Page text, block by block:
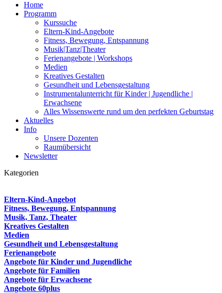
Home
Programm
Kurssuche
Eltern-Kind-Angebote
Fitness, Bewegung, Entspannung
Musik|Tanz|Theater
Ferienangebote | Workshops
Medien
Kreatives Gestalten
Gesundheit und Lebensgestaltung
Instrumentalunterricht für Kinder | Jugendliche |
Erwachsene
Alles Wissenswerte rund um den perfekten Geburtstag
Aktuelles
Info
Unsere Dozenten
Raumübersicht
Newsletter
Kategorien
Eltern-Kind-Angebot
Fitness, Bewegung, Entspannung
Musik, Tanz, Theater
Kreatives Gestalten
Medien
Gesundheit und Lebensgestaltung
Ferienangebote
Angebote für Kinder und Jugendliche
Angebote für Familien
Angebote für Erwachsene
Angebote 60plus